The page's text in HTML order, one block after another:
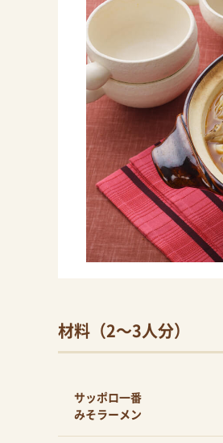
材料（2〜3人分）
サッポロ一番
みそラーメン